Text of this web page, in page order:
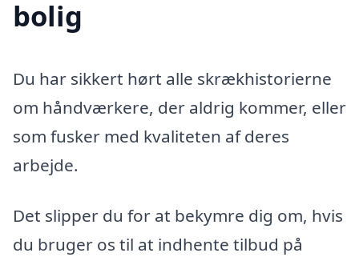
bolig
Du har sikkert hørt alle skrækhistorierne
om håndværkere, der aldrig kommer, eller
som fusker med kvaliteten af deres
arbejde.
Det slipper du for at bekymre dig om, hvis
du bruger os til at indhente tilbud på